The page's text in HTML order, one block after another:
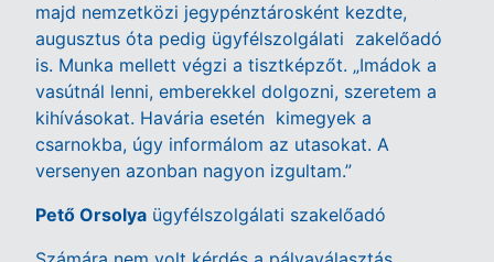
majd nemzetközi jegypénztárosként kezdte,
augusztus óta pedig ügyfélszolgálati zakelőadó
is. Munka mellett végzi a tisztképzőt. „Imádok a
vasútnál lenni, emberekkel dolgozni, szeretem a
kihívásokat. Havária esetén kimegyek a
csarnokba, úgy informálom az utasokat. A
versenyen azonban nagyon izgultam.”
Pető Orsolya ügyfélszolgálati szakelőadó